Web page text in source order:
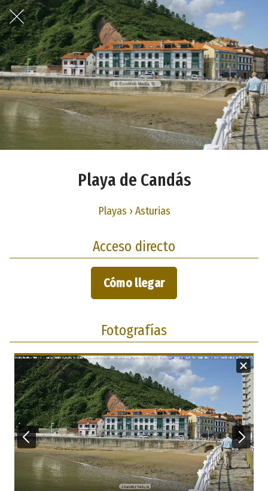
Playa de Candás
Playas › Asturias
Acceso directo
Cómo llegar
Fotografías